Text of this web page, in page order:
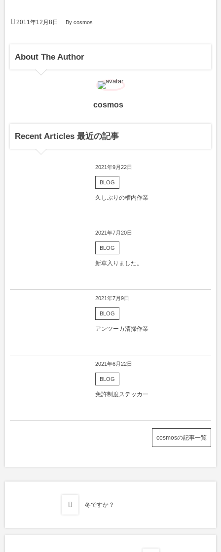
2011年12月8日 Bycosmos
About The Author
cosmos
Recent Articles 最近の記事
2021年9月22日
BLOG
久しぶりの槽内作業
2021年7月20日
BLOG
新車入りました。
2021年7月9日
BLOG
アンツーカ清掃作業
2021年6月22日
BLOG
免許制度ステッカー
cosmosの記事一覧
冬ですか？